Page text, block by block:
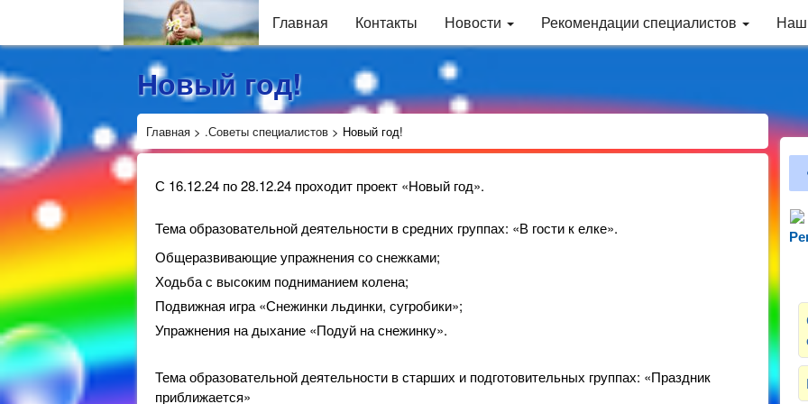
Главная Контакты Новости Рекомендации специалистов
Новый год!
Главная > .Советы специалистов > Новый год!
С 16.12.24 по 28.12.24 проходит проект «Новый год».
Тема образовательной деятельности в средних группах: «В гости к елке».
Общеразвивающие упражнения со снежками;
Ходьба с высоким подниманием колена;
Подвижная игра «Снежинки льдинки, сугробики»;
Упражнения на дыхание «Подуй на снежинку».
Тема образовательной деятельности в старших и подготовительных группах: «Праздник
приближается»